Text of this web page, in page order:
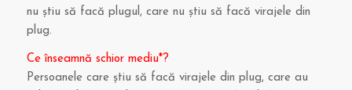
nu știu să facă plugul, care nu știu să facă virajele din
plug.
Ce înseamnă schior mediu*?
Persoanele care știu să facă virajele din plug, care au